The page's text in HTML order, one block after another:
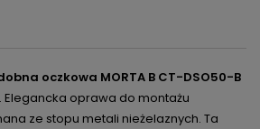
oczkowa MORTA B CT-DSO50-B
. Elegancka oprawa do montażu
ze stopu metali nieżelaznych. Ta